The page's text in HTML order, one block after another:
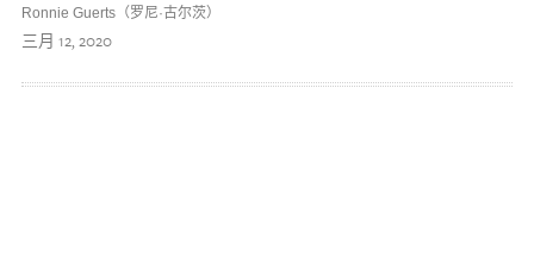
Ronnie Guerts（罗尼·古尔茨）
三月 12, 2020